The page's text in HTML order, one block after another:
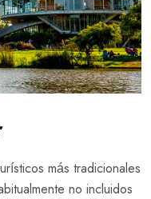
más tradicionales
no incluidos